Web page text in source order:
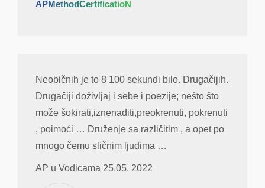
APMethodCertificatioN
Neobičnih je to 8 100 sekundi bilo. Drugačijih.
Drugačiji doživljaj i sebe i poezije; nešto što
može šokirati,iznenaditi,preokrenuti, pokrenuti
, poimoći … Druženje sa različitim , a opet po
mnogo čemu sličnim ljudima …
AP u Vodicama 25.05. 2022